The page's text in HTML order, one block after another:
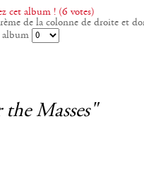
cet album ! (6 votes)
de la colonne de droite et
album
Masses"